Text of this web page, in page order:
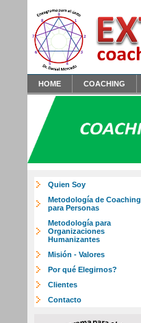
HOME COACHING
Quien Soy
Metodología de Coaching
para Personas
Metodología para
Organizaciones
Humanizantes
Misión - Valores
Por qué Elegirnos?
Clientes
Contacto